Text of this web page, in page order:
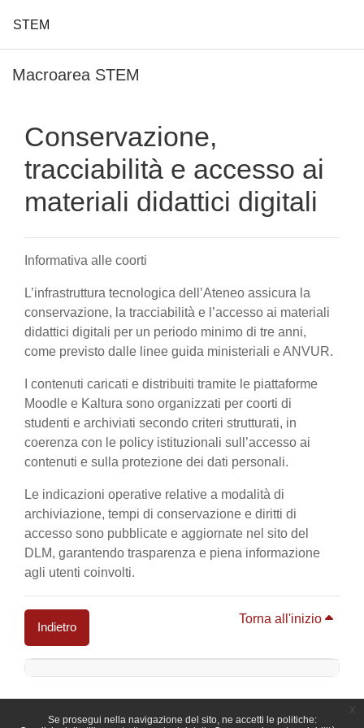
Se prosegui nella navigazione del sito, ne accetti le politiche:
STEM
Macroarea STEM
Conservazione,
tracciabilità e accesso ai
materiali didattici digitali
Informativa alle coorti
L’infrastruttura tecnologica dell’Ateneo assicura la
conservazione, la tracciabilità e l’accesso ai materiali
didattici digitali per un periodo minimo di tre anni,
come previsto dalle linee guida ministeriali e ANVUR.
I contenuti caricati e distribuiti tramite le piattaforme
Moodle e Kaltura sono organizzati per coorti di
studenti e archiviati secondo criteri strutturati, in
coerenza con le policy istituzionali sull’accesso ai
contenuti e sulla protezione dei dati personali.
Le indicazioni operative relative a modalità di
archiviazione, tempi di conservazione e diritti di
accesso sono pubblicate e aggiornate nel sito del
DLM, garantendo trasparenza e piena informazione
agli utenti coinvolti.
Indietro
Torna all'inizio
Blocchi